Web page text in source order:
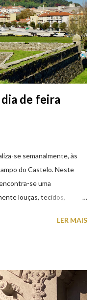
de feira
se semanalmente, às
do Castelo. Neste
se uma
louças, tecidos,
funcionamento | Verão
do Castelo (2019.10.25)
Feira Semanal
LER MAIS